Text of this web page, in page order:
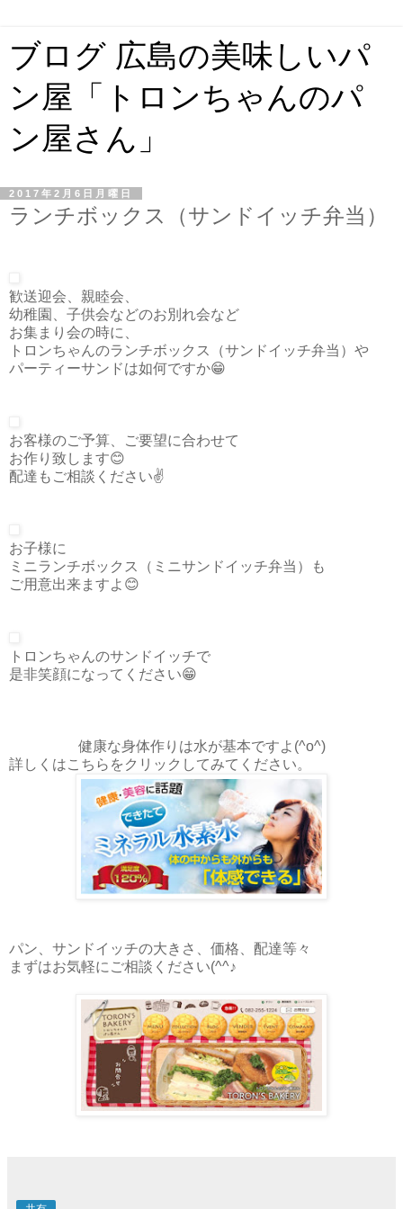
ブログ 広島の美味しいパ
ン屋「トロンちゃんのパ
ン屋さん」
2017年2月6日月曜日
ランチボックス（サンドイッチ弁当）
歓送迎会、親睦会、
幼稚園、子供会などのお別れ会など
お集まり会の時に、
トロンちゃんのランチボックス（サンドイッチ弁当）や
パーティーサンドは如何ですか😁
お客様のご予算、ご要望に合わせて
お作り致します😊
配達もご相談ください✌️
お子様に
ミニランチボックス（ミニサンドイッチ弁当）も
ご用意出来ますよ😊
トロンちゃんのサンドイッチで
是非笑顔になってください😁
健康な身体作りは水が基本ですよ(^o^)
詳しくはこちらをクリックしてみてください。
パン、サンドイッチの大きさ、価格、配達等々
まずはお気軽にご相談ください(^^♪